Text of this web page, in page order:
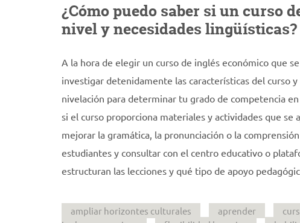
¿Cómo puedo saber si un curso
nivel y necesidades lingüísticas?
A la hora de elegir un curso de inglés económico que
investigar detenidamente las características del curso
nivelación para determinar tu grado de competencia
si el curso proporciona materiales y actividades que
mejorar la gramática, la pronunciación o la
estudiantes y consultar con el centro educativo o
estructuran las lecciones y qué tipo de apoyo
ampliar horizontes culturales aprender